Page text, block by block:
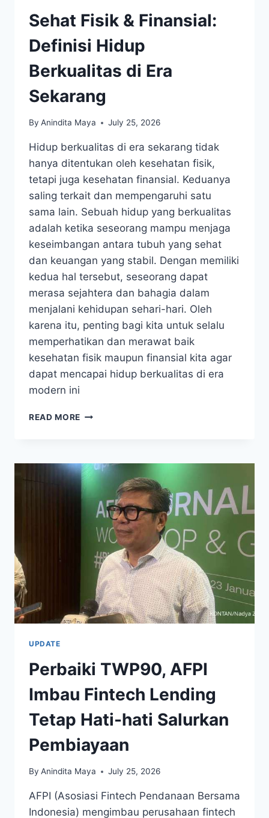
Sehat Fisik & Finansial:
Definisi Hidup
Berkualitas di Era
Sekarang
By Anindita Maya July 25, 2026
Hidup berkualitas di era sekarang tidak
hanya ditentukan oleh kesehatan fisik,
tetapi juga kesehatan finansial. Keduanya
saling terkait dan mempengaruhi satu
sama lain. Sebuah hidup yang berkualitas
adalah ketika seseorang mampu menjaga
keseimbangan antara tubuh yang sehat
dan keuangan yang stabil. Dengan memiliki
kedua hal tersebut, seseorang dapat
merasa sejahtera dan bahagia dalam
menjalani kehidupan sehari-hari. Oleh
karena itu, penting bagi kita untuk selalu
memperhatikan dan merawat baik
kesehatan fisik maupun finansial kita agar
dapat mencapai hidup berkualitas di era
modern ini
READ MORE SEHAT
DEFINISI
HIDUP
BERKUALITAS
ERA
SEKARANG
UPDATE
Perbaiki TWP90, AFPI
Imbau Fintech Lending
Tetap Hati-hati Salurkan
Pembiayaan
By Anindita Maya July 25, 2026
AFPI (Asosiasi Fintech Pendanaan Bersama
Indonesia) mengimbau perusahaan fintech